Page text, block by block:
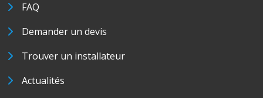
FAQ
Demander un devis
Trouver un installateur
Actualités